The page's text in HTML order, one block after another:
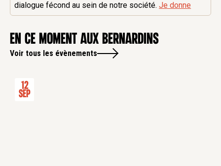
dialogue fécond au sein de notre société.Je donne
en ce moment aux Bernardins
Voir tous les évènements
12
Sep